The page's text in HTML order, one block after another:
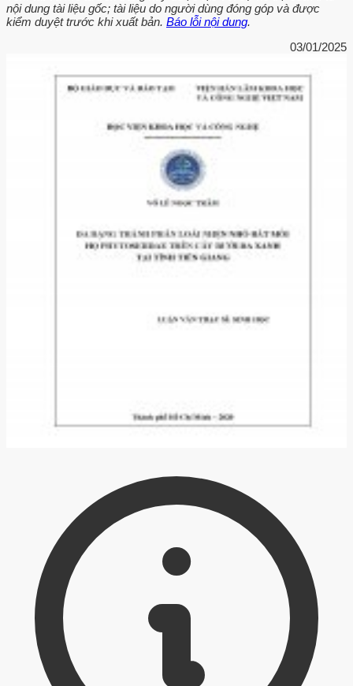
nội dung tài liệu gốc; tài liệu do người dùng đóng góp và được
kiểm duyệt trước khi xuất bản. Báo lỗi nội dung.
03/01/2025